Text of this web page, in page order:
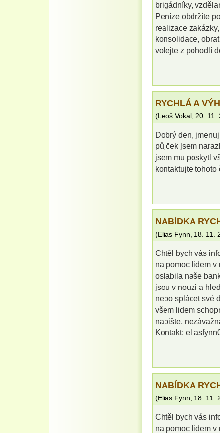
brigádníky,
Peníze obdržíte
realizace
konsolidace,
volejte z pohodlí
RYCHLÁ A
(Leoš Vokal 20. 11.
Dobrý den,
půjček jsem
jsem mu poskytl
kontaktujte
NABÍDKA
(Elias Fynn 18. 11.
Chtěl bych vás
na pomoc lidem v
oslabila naše
jsou v nouzi a
nebo splácet své
všem lidem
napište,
Kontakt:
NABÍDKA
(Elias Fynn 18. 11.
Chtěl bych vás
na pomoc lidem v